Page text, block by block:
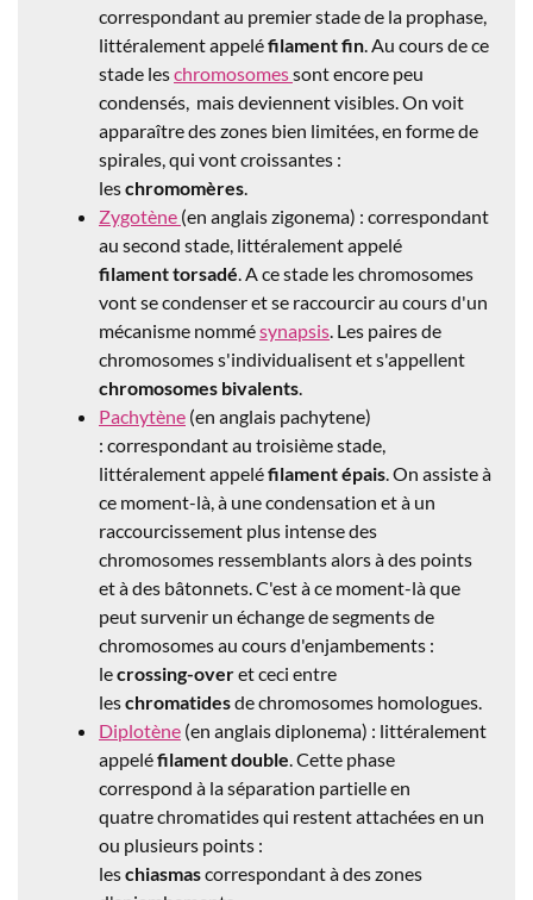
correspondant au premier stade de la prophase,
littéralement appeléfilament fin. Au cours de ce
stade leschromosomessont encore peu
condensés, mais deviennent visibles. On voit
apparaître des zones bien limitées, en forme de
spirales, qui vont croissantes :
leschromomères.
Zygotène (en anglais zigonema) : correspondant
au second stade, littéralement appelé
filament torsadé. A ce stade les chromosomes
vont se condenser et se raccourcir au cours d'un
mécanisme nommésynapsis. Les paires de
chromosomes s'individualisent et s'appellent
chromosomes bivalents.
Pachytène (en anglais pachytene)
: correspondant au troisième stade,
littéralement appeléfilament épais. On assiste à
ce moment-là, à une condensation et à un
raccourcissement plus intense des
chromosomes ressemblants alors à des points
et à des bâtonnets. C'est à ce moment-là que
peut survenir un échange de segments de
chromosomes au cours d'enjambements :
lecrossing-overet ceci entre
leschromatidesde chromosomes homologues.
Diplotène (en anglais diplonema) : littéralement
appeléfilament double. Cette phase
correspond à la séparation partielle en
quatre chromatides qui restent attachées en un
ou plusieurs points :
leschiasmascorrespondant à des zones